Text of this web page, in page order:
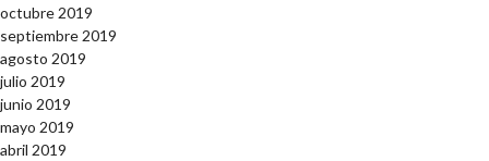
octubre 2019
septiembre 2019
agosto 2019
julio 2019
junio 2019
mayo 2019
abril 2019